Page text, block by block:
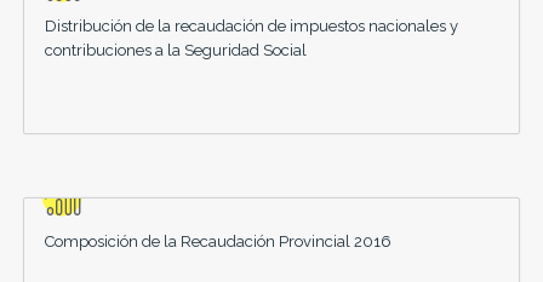
Distribución de la recaudación de impuestos nacionales y
contribuciones a la Seguridad Social
Composición de la Recaudación Provincial 2016